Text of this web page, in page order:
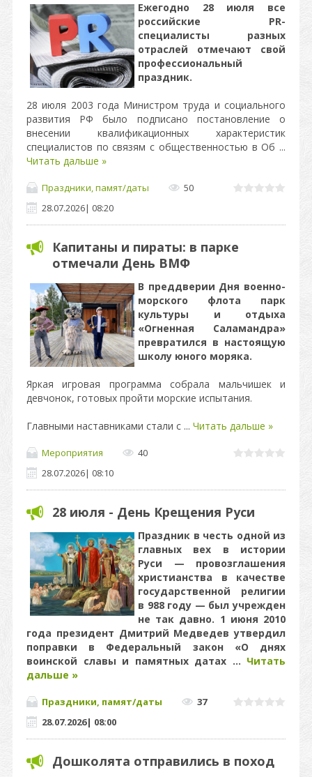
Ежегодно 28 июля все
российские PR-
специалисты разных
отраслей отмечают свой
профессиональный
праздник.
28 июля 2003 года Министром труда и социального
развития РФ было подписано постановление о
внесении квалификационных характеристик
специалистов по связям с общественностью в Об ...
Читать дальше »
Праздники, памят/даты
50
28.07.2026| 08:20
Капитаны и пираты: в парке
отмечали День ВМФ
В преддверии Дня военно-
морского флота парк
культуры и отдыха
«Огненная Саламандра»
превратился в настоящую
школу юного моряка.
Яркая игровая программа собрала мальчишек и
девчонок, готовых пройти морские испытания.
Главными наставниками стали с ... Читать дальше »
Мероприятия
40
28.07.2026| 08:10
28 июля - День Крещения Руси
Праздник в честь одной из
главных вех в истории
Руси — провозглашения
христианства в качестве
государственной религии
в 988 году — был учрежден
не так давно. 1 июня 2010
года президент Дмитрий Медведев утвердил
поправки в Федеральный закон «О днях
воинской славы и памятных датах ... Читать
дальше »
Праздники, памят/даты
37
28.07.2026| 08:00
Дошколята отправились в поход